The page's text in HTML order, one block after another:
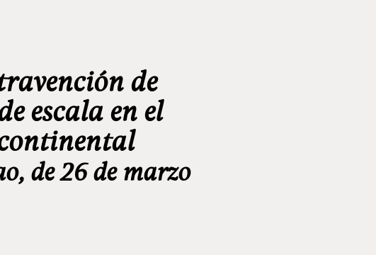
de
escala en el
de 26 de marzo